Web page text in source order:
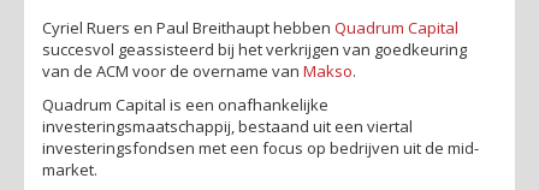
Cyriel Ruers en Paul Breithaupt hebben Quadrum Capital
succesvol geassisteerd bij het verkrijgen van goedkeuring
van de ACM voor de overname van Makso.
Quadrum Capital is een onafhankelijke
investeringsmaatschappij, bestaand uit een viertal
investeringsfondsen met een focus op bedrijven uit de mid-
market.